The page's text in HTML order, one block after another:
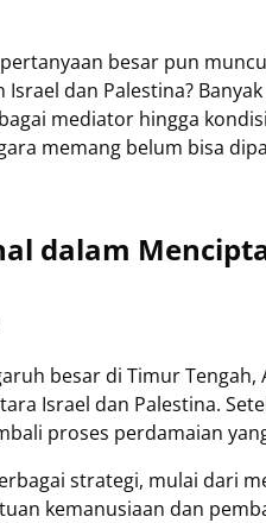
besar pun
dan Palestina?
mediator hingga
memang belum bisa
dalam
besar di Timur
Israel dan Palestina.
proses perdamaian
strategi, mulai dari
kemanusiaan dan